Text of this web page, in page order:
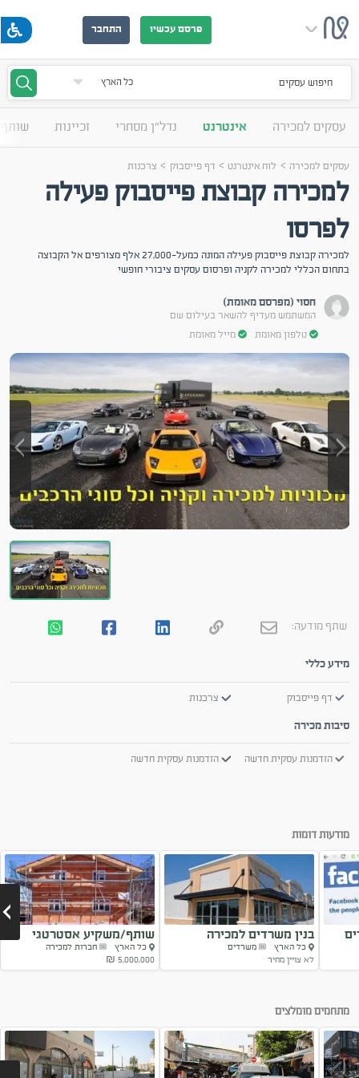
פרסם עכשיו התחבר
חיפוש עסקים
עסקים למכירה אינטרנט נדל"ן מסחרי זכיינות
עסקים למכירה > לוח אינטרנט > דף פייסבוק > צרכנות
למכירה קבוצת פייסבוק פעילה
לפרסו
למכירה קבוצת פייסבוק פעילה המונה כמעל-27,000 אלף מצורפים אל הקבוצה
בתחום הכללי למכירה לקניה ופרסום עסקים ציבורי חופשי
חסוי (מפרסם מאומת)
המשתמש מעדיף להשאר בעילום שם
טלפון מאומת
מייל מאומת
שתף מודעה:
מידע כללי
דף פייסבוק צרכנות
סיבות מכירה
הזדמנות עסקית חדשה הזדמנות עסקית חדשה
מודעות דומות
בנין משרדים למכירה
כל הארץ
משרדים
לא צויין מחיר
שותף/משקיע אסטרטגי
לחברת פיגומים
כל הארץ
חברות למכירה
5,000,000 ₪
מתחמים מומלצים